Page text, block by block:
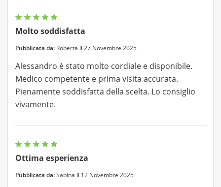
Molto soddisfatta
Pubblicata da: Roberta il 27 Novembre 2025
Alessandro è stato molto cordiale e disponibile.
Medico competente e prima visita accurata.
Pienamente soddisfatta della scelta. Lo consiglio
vivamente.
Ottima esperienza
Pubblicata da:Sabina il 12 Novembre 2025